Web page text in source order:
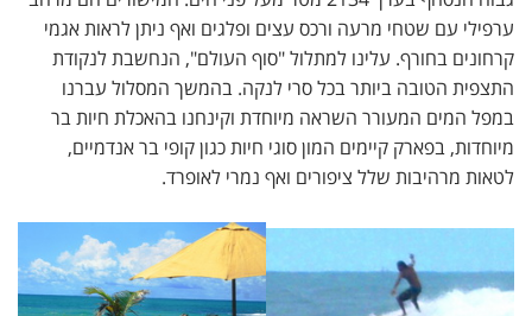
ערפילי עם שטחי מרעה ורכס עצים ופלגים ואף ניתן לראות אגמי
קרחונים בחורף. עלינו למתלול "סוף העולם", הנחשבת לנקודת
התצפית הטובה ביותר בכל סרי לנקה. בהמשך המסלול עברנו
במפל המים המעורר השראה מיוחדת וקינחנו בהאכלת חיות בר
מיוחדות, בפארק קיימים המון סוגי חיות כגון קופי בר אנדמיים,
לטאות מרהיבות שלל ציפורים ואף נמרי לאופרד.